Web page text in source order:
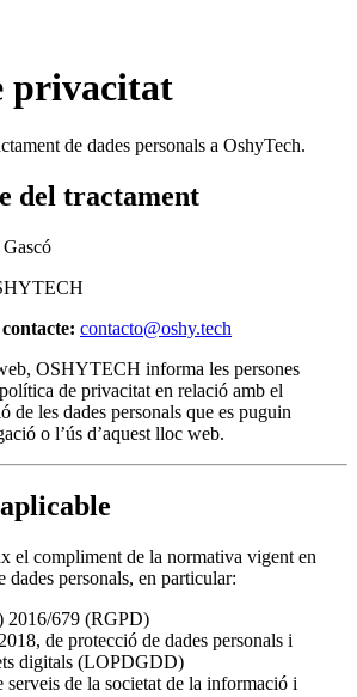
privacitat
de dades personals a OshyTech.
del tractament
contacto@oshy.tech
OSHYTECH informa les persones
de privacitat en relació amb el
de les dades personals que es puguin
o l’ús d’aquest lloc web.
el compliment de la normativa vigent en
dades personals, en particular:
2016/679 (RGPD)
de protecció de dades personals i
digitals (LOPDGDD)
de la societat de la informació i